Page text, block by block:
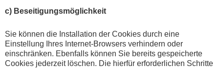
c) Beseitigungsmöglichkeit
Sie können die Installation der Cookies durch eine
Einstellung Ihres Internet-Browsers verhindern oder
einschränken. Ebenfalls können Sie bereits gespeicherte
Cookies jederzeit löschen. Die hierfür erforderlichen Schritte